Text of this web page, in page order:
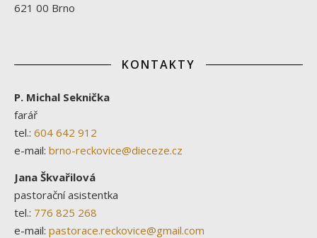
621 00 Brno
KONTAKTY
P. Michal Seknička
farář
tel.: 604 642 912
e-mail: brno-reckovice@dieceze.cz
Jana Škvařilová
pastorační asistentka
tel.: 776 825 268
e-mail: pastorace.reckovice@gmail.com